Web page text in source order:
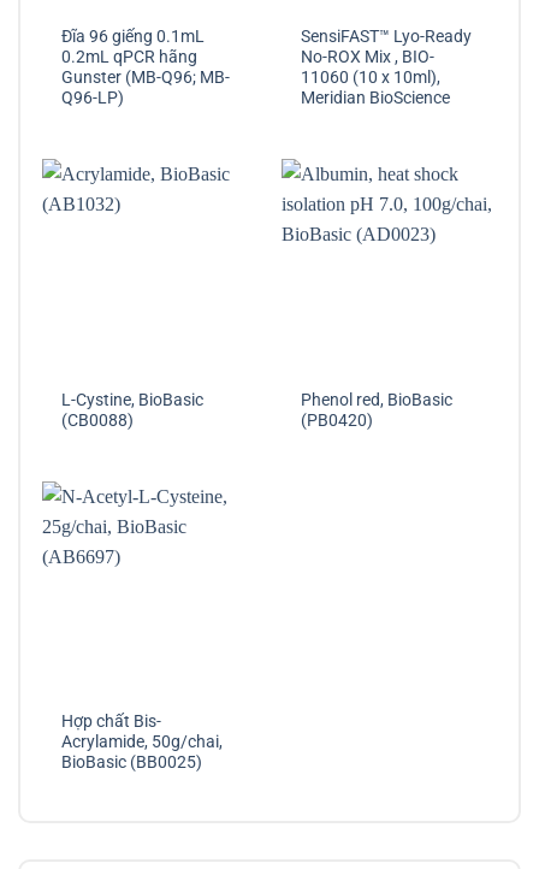
Đĩa 96 giếng 0.1mL
0.2mL qPCR hãng
Gunster (MB-Q96; MB-
Q96-LP)
SensiFAST™ Lyo-Ready
No-ROX Mix , BIO-
11060 (10 x 10ml),
Meridian BioScience
L-Cystine, BioBasic
(CB0088)
Phenol red, BioBasic
(PB0420)
Hợp chất Bis-
Acrylamide, 50g/chai,
BioBasic (BB0025)